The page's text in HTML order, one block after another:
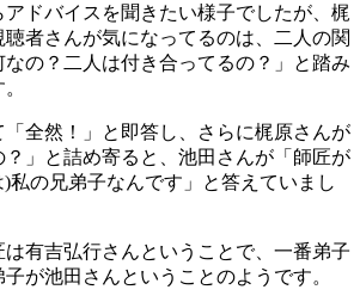
ドバイスを聞きたい様子でしたが、梶
者さんが気になってるのは、二人の関
の？二人は付き合ってるの？」と踏み
全然！」と即答し、さらに梶原さんが
？」と詰め寄ると、池田さんが「師匠が
私の兄弟子なんです」と答えていまし
は有吉弘行さんということで、一番弟子
が池田さんということのようです。